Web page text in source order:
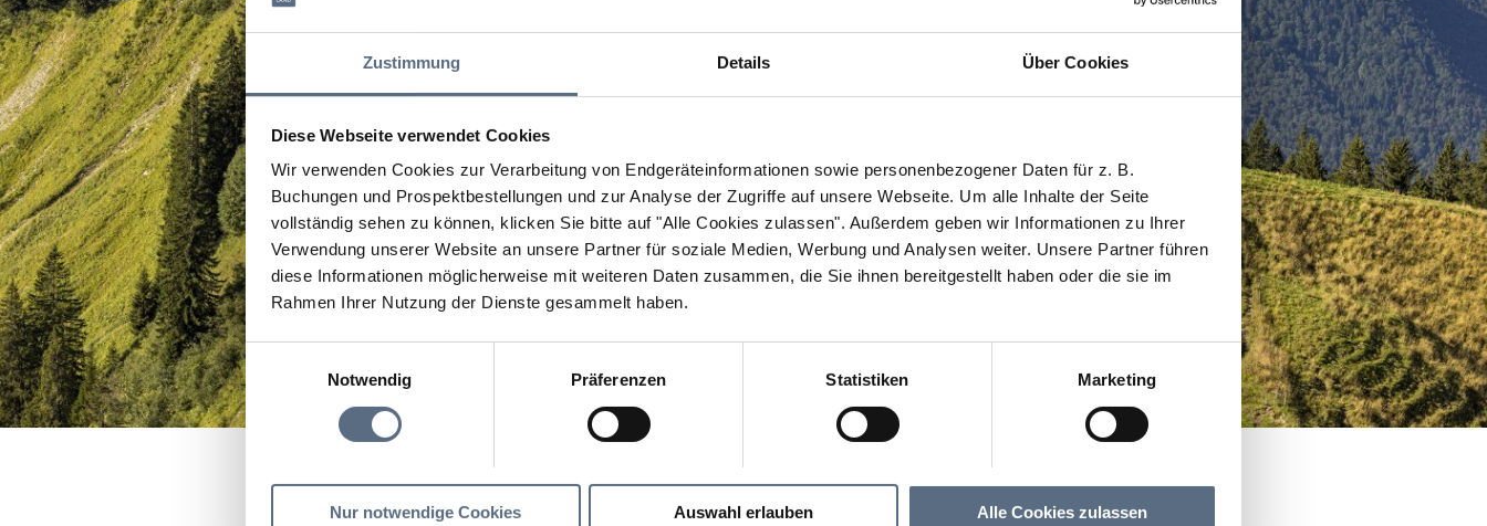
Zustimmung Details Über Cookies
Diese Webseite verwendet Cookies
Wir verwenden Cookies zur Verarbeitung von Endgeräteinformationen sowie personenbezogener Daten für z. B.
Buchungen und Prospektbestellungen und zur Analyse der Zugriffe auf unsere Webseite. Um alle Inhalte der Seite
vollständig sehen zu können, klicken Sie bitte auf "Alle Cookies zulassen". Außerdem geben wir Informationen zu Ihrer
Verwendung unserer Website an unsere Partner für soziale Medien, Werbung und Analysen weiter. Unsere Partner führen
diese Informationen möglicherweise mit weiteren Daten zusammen, die Sie ihnen bereitgestellt haben oder die sie im
Rahmen Ihrer Nutzung der Dienste gesammelt haben.
Einwilligungsauswahl
Notwendig
Präferenzen Statistiken Marketing
Nur notwendige Cookies Auswahl erlauben Alle Cookies zulassen
Veronika Stöckner, Kräuterpädagogin